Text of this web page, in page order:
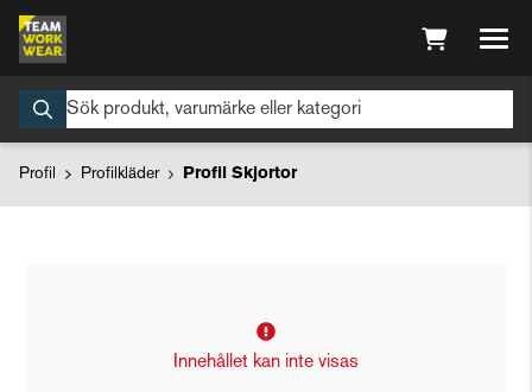
Profil Profilkläder Profil Skjortor
Innehållet kan inte visas